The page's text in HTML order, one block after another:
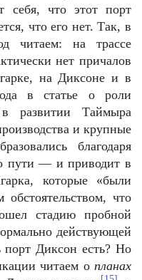
себя, что этот порт
что его нет. Так, в
читаем: на трассе
нет причалов
на Диксоне и в
в статье о роли
развитии Таймыра
и крупные
благодаря
пути — и приводит в
которые «были
что
стадию пробной
действующей
порт Диксон есть? Но
читаем о планах